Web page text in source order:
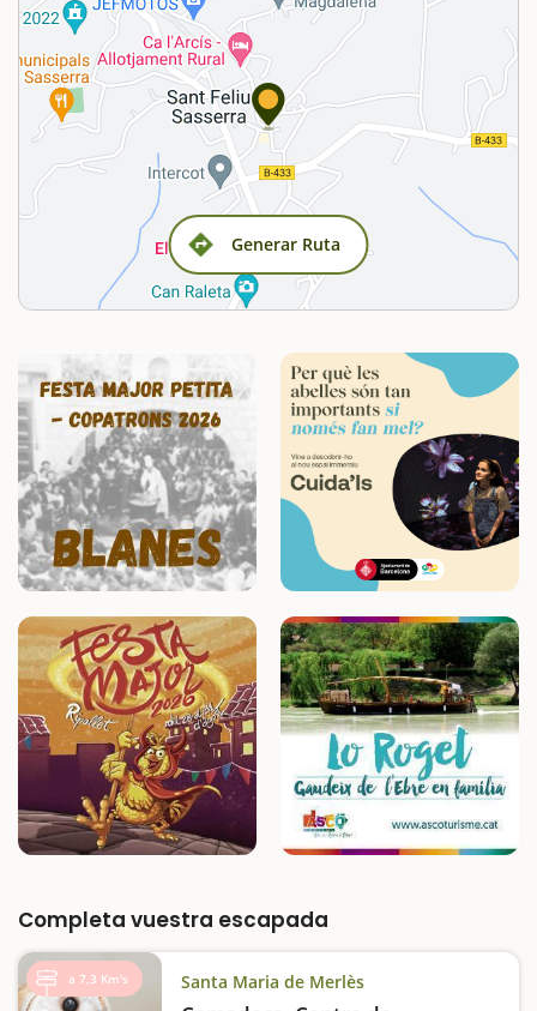
Generar Ruta
Completa vuestra escapada
a 7,3 Km's Santa Maria de Merlès